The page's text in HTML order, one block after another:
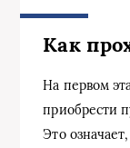
Как
На первом
приобрести
Это